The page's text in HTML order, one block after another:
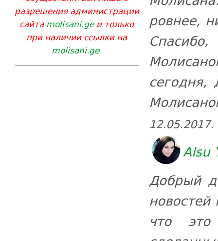
разрешения администрации
сайтаmolisani.geи только
при наличии ссылки на
molisani.ge
ровнее,
12.05.2017.
Alsu
Добрый
что